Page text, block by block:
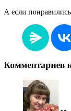
А если
Комментариев